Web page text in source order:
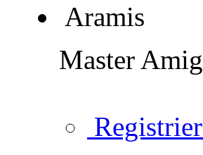
Aramis
Master